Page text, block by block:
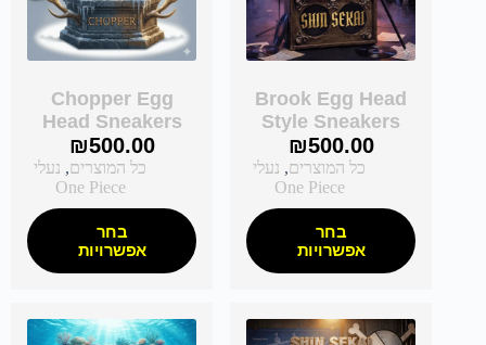
Brook Egg Head
Style Sneakers
₪500.00
כל המוצרים, נעלי
One Piece
בחר
אפשרויות
Chopper Egg
Head Sneakers
₪500.00
כל המוצרים, נעלי
One Piece
בחר
אפשרויות